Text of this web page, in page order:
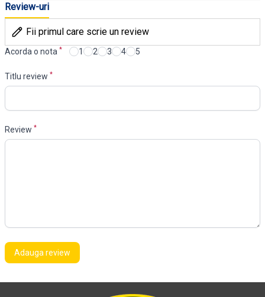
Review-uri
Fii primul care scrie un review
Acorda o nota * 1 2 3 4 5
Titlu review *
Review *
Adauga review